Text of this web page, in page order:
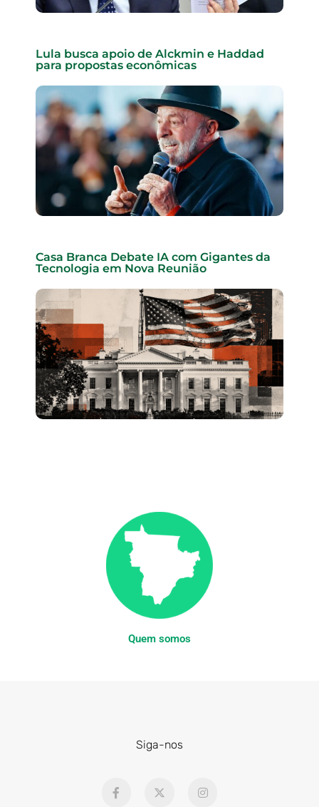
Lula busca apoio de Alckmin e Haddad
para propostas econômicas
Casa Branca Debate IA com Gigantes da
Tecnologia em Nova Reunião
Quem somos
Siga-nos
a
-
n